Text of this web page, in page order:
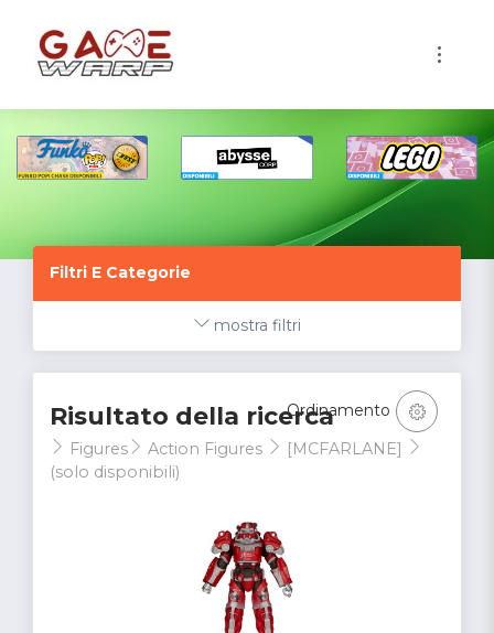
Filtri E Categorie
mostra filtri
Risultato della ricerca
Figures Action Figures
[MCFARLANE]
(solo disponibili)
Ordinamento